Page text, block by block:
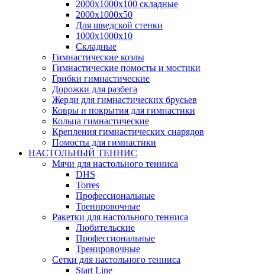
2000х1000х100 складные
2000х1000х50
Для шведской стенки
1000х1000х10
Складные
Гимнастические козлы
Гимнастические помосты и мостики
Грибки гимнастические
Дорожки для разбега
Жерди для гимнастических брусьев
Ковры и покрытия для гимнастики
Кольца гимнастические
Крепления гимнастических снарядов
Помосты для гимнастики
НАСТОЛЬНЫЙ ТЕННИС
Мячи для настольного тенниса
DHS
Torres
Профессиональные
Тренировочные
Ракетки для настольного тенниса
Любительские
Профессиональные
Тренировочные
Сетки для настольного тенниса
Start Line